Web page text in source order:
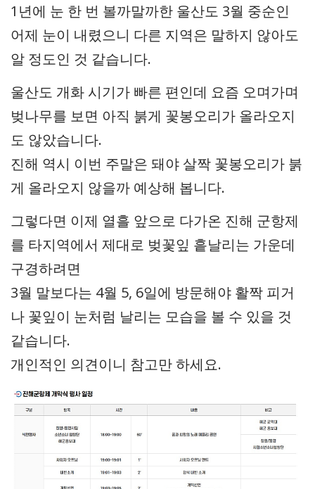
1년에 눈 한 번 볼까말까한 울산도 3월 중순인
어제 눈이 내렸으니 다른 지역은 말하지 않아도
알 정도인 것 같습니다.
울산도 개화 시기가 빠른 편인데 요즘 오며가며
벚나무를 보면 아직 붉게 꽃봉오리가 올라오지
도 않았습니다.
진해 역시 이번 주말은 돼야 살짝 꽃봉오리가 붉
게 올라오지 않을까 예상해 봅니다.
그렇다면 이제 열흘 앞으로 다가온 진해 군항제
를 타지역에서 제대로 벚꽃잎 흩날리는 가운데
구경하려면
3월 말보다는 4월 5, 6일에 방문해야 활짝 피거
나 꽃잎이 눈처럼 날리는 모습을 볼 수 있을 것
같습니다.
개인적인 의견이니 참고만 하세요.